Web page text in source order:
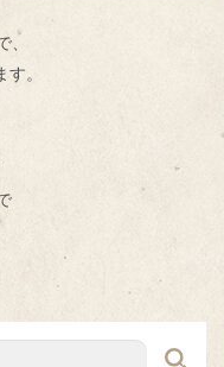
。